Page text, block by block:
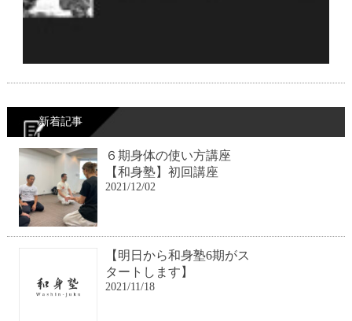
新着記事
６期身体の使い方講座
【和身塾】初回講座
2021/12/02
【明日から和身塾6期がス
タートします】
2021/11/18